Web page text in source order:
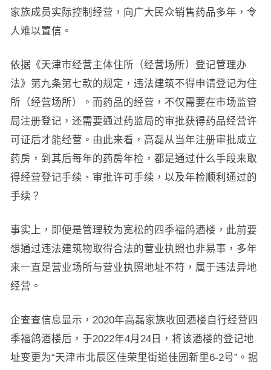
家族成员实际控制经营，向广大民众销售药品多年，令
人难以置信。
依据《天津市经营主体住所（经营场所）登记管理办
法》第九条第七款的规定，违法建筑不得申请登记为住
所（经营场所）。而药品的经营，不仅需要在市场监管
局注册登记，还需要通过药监局的审批获得药品经营许
可证后才能经营。由此来看，高磊从当年注册审批成立
药房，到其后每年的药房年检，都是通过什么手段来取
得经营登记手续、审批许可手续，以及年检顺利通过的
手续？
事实上，即便是管理较为宽松的四季福鸽酒楼，此前要
想通过违法建筑物取得合法的营业执照也非易事，多年
来一直是营业场所与营业执照地址不符，属于违法异地
经营。
企查查信息显示，2020年高磊家族收回酒楼自行经营四
季福鸽酒楼后，于2022年4月24日，将该酒楼的登记地
址变更为“天津市北辰区佳荣里街道佳园新里6-2号”。据